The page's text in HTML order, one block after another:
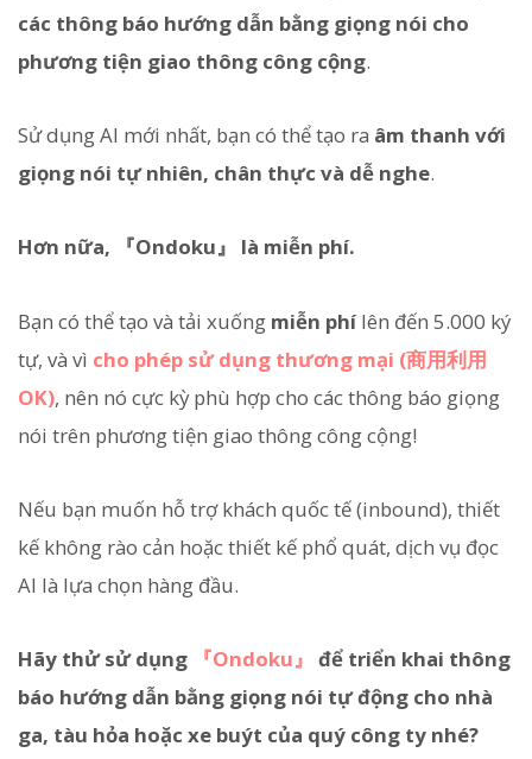
các thông báo hướng dẫn bằng giọng nói cho
phương tiện giao thông công cộng.
Sử dụng AI mới nhất, bạn có thể tạo ra âm thanh với
giọng nói tự nhiên, chân thực và dễ nghe.
Hơn nữa, 『Ondoku』 là miễn phí.
Bạn có thể tạo và tải xuống miễn phílên đến 5.000 ký
tự, và vì cho phép sử dụng thương mại (商用利用
OK), nên nó cực kỳ phù hợp cho các thông báo giọng
nói trên phương tiện giao thông công cộng!
Nếu bạn muốn hỗ trợ khách quốc tế (inbound), thiết
kế không rào cản hoặc thiết kế phổ quát, dịch vụ đọc
AI là lựa chọn hàng đầu.
Hãy thử sử dụng 『Ondoku』 để triển khai thông
báo hướng dẫn bằng giọng nói tự động cho nhà
ga, tàu hỏa hoặc xe buýt của quý công ty nhé?